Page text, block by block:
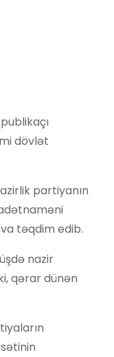
dövlət
partiyanın
təqdim edib.
nazir
qərar dünən